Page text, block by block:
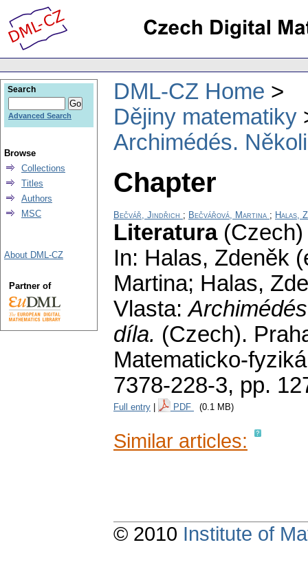
DML-CZ Home
Dějiny matematiky
Archimédés.
Chapter
Bečvář, Jindřich ; Bečvářová, Martina ; Halas,
Literatura
In: Halas, Zdeněk
Martina; Halas,
Vlasta:
díla. (Czech).
Matematicko-
7378-228-3, pp.
Full entry PDF (0.1 MB)
Similar articles:
Search
Advanced Search
Browse
Collections
Titles
Authors
MSC
About DML-CZ
Partner of
© 2010 Institute of